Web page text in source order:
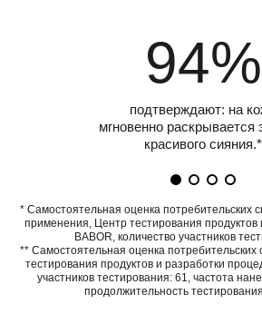
94%
подтверждают: на
мгновенно
красивого сияния.*
* Самостоятельная оценка потребительских
применения, Центр тестирования продуктов
BABOR, количество участников
** Самостоятельная оценка потребительских
тестирования продуктов и разработки
участников тестирования: 61, частота
продолжительность